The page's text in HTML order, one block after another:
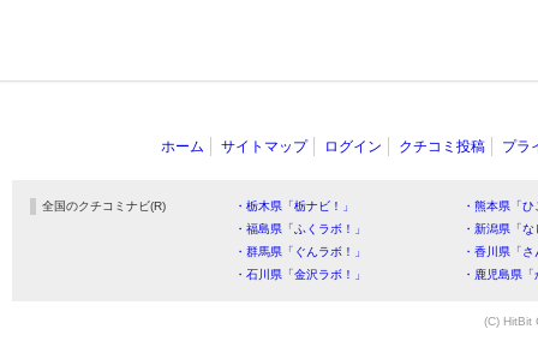
ホーム サイトマップ ログイン クチコミ投稿 プラ
全国のクチコミナビ(R) ・栃木県「栃ナビ！」
・熊本県「
・福島県「ふくラボ！」
・新潟県「
・群馬県「ぐんラボ！」
・香川県「
・石川県「金沢ラボ！」
・鹿児島県
(C) HitBit